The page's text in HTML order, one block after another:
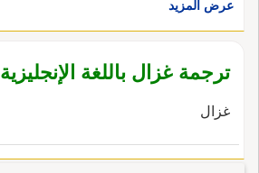
عرض المزيد
ترجمة غزال باللغة الإنجليزية
غزال